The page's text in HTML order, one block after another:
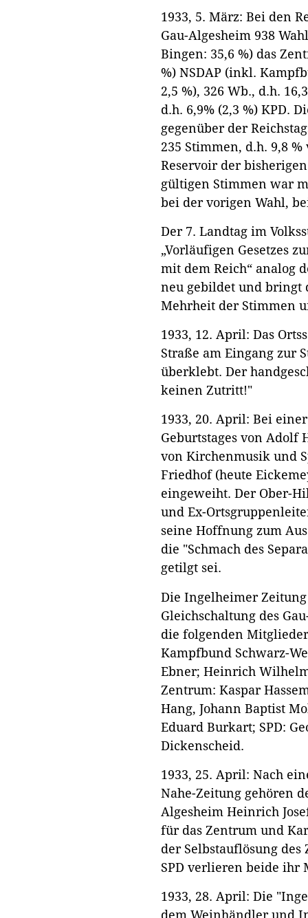
1933, 5. März: Bei den
Gau-Algesheim 938
Bingen: 35,6 %) das
%) NSDAP (inkl.
2,5 %), 326 Wb., d.h.
d.h. 6,9% (2,3 %) KPD.
gegenüber der
235 Stimmen, d.h. 9,8
Reservoir der
gültigen Stimmen war
bei der vorigen Wahl,
Der 7. Landtag im
„Vorläufigen Gesetzes
mit dem Reich“ analog
neu gebildet und bringt
Mehrheit der Stimmen
1933, 12. April: Das
Straße am Eingang zur
überklebt. Der
keinen Zutritt!"
1933, 20. April: Bei
Geburtstages von
von Kirchenmusik und
Friedhof (heute
eingeweiht. Der Ober-
und Ex-
seine Hoffnung zum
die "Schmach des
getilgt sei.
Die Ingelheimer
Gleichschaltung des
die folgenden Mitglieder
Kampfbund Schwarz-
Ebner; Heinrich
Zentrum: Kaspar
Hang, Johann Baptist
Eduard Burkart; SPD:
Dickenscheid.
1933, 25. April: Nach
Nahe-Zeitung gehören
Algesheim Heinrich
für das Zentrum und
der Selbstauflösung
SPD verlieren beide ihr
1933, 28. April: Die
dem Weinhändler und